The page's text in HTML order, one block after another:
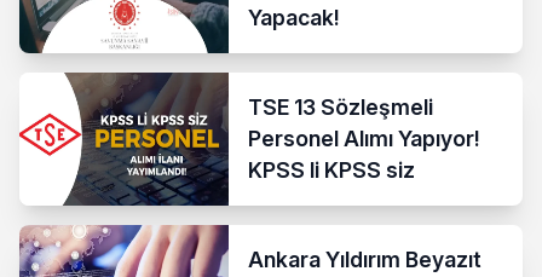
Yapacak!
TSE 13 Sözleşmeli
Personel Alımı Yapıyor!
KPSS li KPSS siz
Ankara Yıldırım Beyazıt